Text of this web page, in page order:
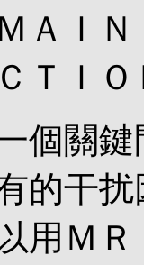
ＡＩ
ＴＩＯ
關鍵
的干扰
用Ｍ